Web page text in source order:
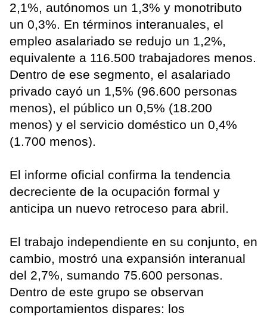
2,1%, autónomos un 1,3% y monotributo
un 0,3%. En términos interanuales, el
empleo asalariado se redujo un 1,2%,
equivalente a 116.500 trabajadores menos.
Dentro de ese segmento, el asalariado
privado cayó un 1,5% (96.600 personas
menos), el público un 0,5% (18.200
menos) y el servicio doméstico un 0,4%
(1.700 menos).
El informe oficial confirma la tendencia
decreciente de la ocupación formal y
anticipa un nuevo retroceso para abril.
El trabajo independiente en su conjunto, en
cambio, mostró una expansión interanual
del 2,7%, sumando 75.600 personas.
Dentro de este grupo se observan
comportamientos dispares: los